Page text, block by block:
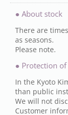
● About stock
There are
as seasons.
Please note.
● Protection
In the Kyoto
than public
We will not
Customer